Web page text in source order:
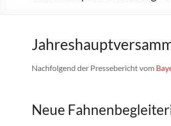
Nachfolgend der Pressebericht vom
Neue